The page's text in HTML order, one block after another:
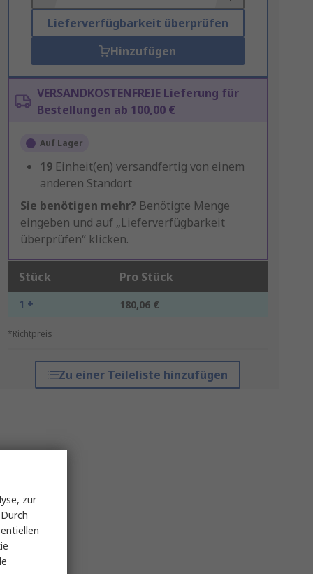
Lieferverfügbarkeit überprüfen
Hinzufügen
VERSANDKOSTENFREIE Lieferung für
Bestellungen ab 100,00 €
Auf Lager
19 Einheit(en) versandfertig von einem
anderen Standort
Sie benötigen mehr? Benötigte Menge
eingeben und auf „Lieferverfügbarkeit
überprüfen“ klicken.
Stück Pro Stück
1 + 180,06 €
*Richtpreis
Zu einer Teileliste hinzufügen
zur